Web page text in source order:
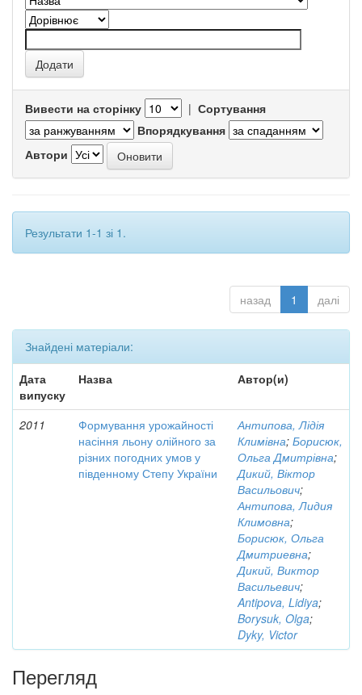
Вивести на сторінку | Сортування
Впорядкування
Автори
Результати 1-1 зі 1.
назад 1 далі
Знайдені матеріали:
Дата
випуску
Назва Автор(и)
2011
Формування урожайності
насіння льону олійного за
різних погодних умов у
південному Степу України
Антипова, Лідія
Климівна; Борисюк,
Ольга Дмитрівна;
Дикий, Віктор
Васильович;
Антипова, Лидия
Климовна;
Борисюк, Ольга
Дмитриевна;
Дикий, Виктор
Васильевич;
Antipova, Lidiya;
Borysuk, Olga;
Dyky, Victor
Перегляд